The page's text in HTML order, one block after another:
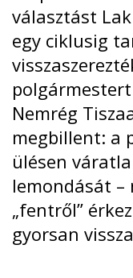
választást
egy ciklusig
Nemrég
megbillent: a
ülésen
lemondását –
„fentről”
gyorsan